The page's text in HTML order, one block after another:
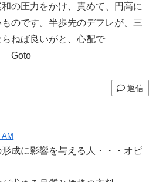
の圧力をかけ、責めて、円高に
のです。半歩先のデフレが、三
ねば良いがと、心配で
返信
AM
成に影響を与える人・・・オピ